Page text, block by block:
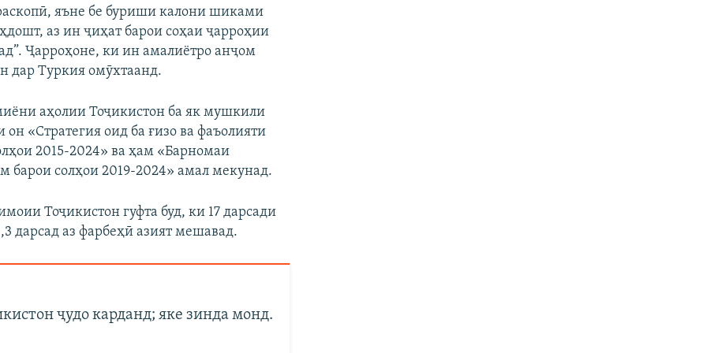
яъне бе буриши калони шиками
аз ин ҷиҳат барои соҳаи ҷарроҳии
Ҷарроҳоне, ки ин амалиётро анҷом
дар Туркия омӯхтаанд.
аҳолии Тоҷикистон ба як мушкили
«Стратегия оид ба ғизо ва фаъолияти
2015-2024» ва ҳам «Барномаи
барои солҳои 2019-2024» амал мекунад.
Тоҷикистон гуфта буд, ки 17 дарсади
дарсад аз фарбеҳӣ азият мешавад.
ҷудо карданд; яке зинда монд.